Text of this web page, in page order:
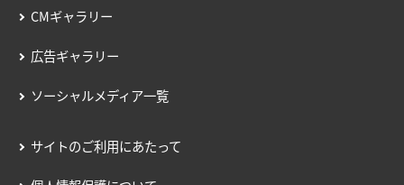
CMギャラリー
広告ギャラリー
ソーシャルメディア一覧
サイトのご利用にあたって